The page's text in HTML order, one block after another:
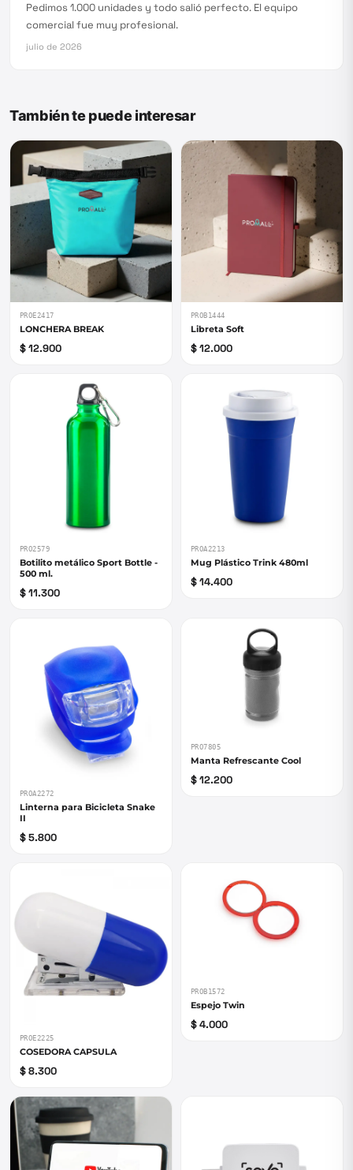
Pedimos 1.000 unidades y todo salió perfecto. El equipo
comercial fue muy profesional.
julio de 2026
También te puede interesar
PROE2417
LONCHERA BREAK
$ 12.900
PROB1444
Libreta Soft
$ 12.000
PRO2579
Botilito metálico Sport Bottle -
500 ml.
$ 11.300
PROA2213
Mug Plástico Trink 480ml
$ 14.400
PROA2272
Linterna para Bicicleta Snake
II
$ 5.800
PRO7805
Manta Refrescante Cool
$ 12.200
PROE2225
COSEDORA CAPSULA
$ 8.300
PROB1572
Espejo Twin
$ 4.000